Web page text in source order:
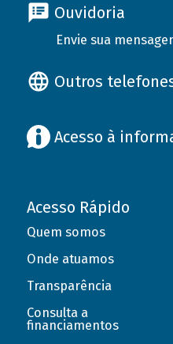
Ouvidoria
Envie sua
Outros
Acesso à
Acesso Rápido
Quem somos
Onde atuamos
Transparência
Consulta a
financiamentos